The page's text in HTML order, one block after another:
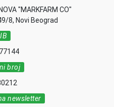
"MARKFARM CO"
8, Novi Beograd
broj
newsletter